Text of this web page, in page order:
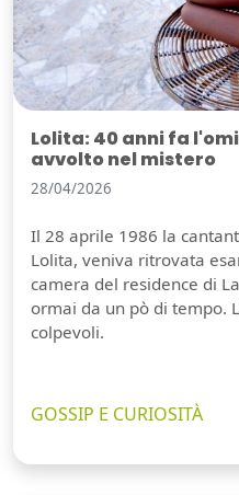
Lolita: 40 anni fa
avvolto nel mistero
28/04/2026
Il 28 aprile 1986 la
Lolita, veniva ritrovata
camera del residence di
ormai da un pò di tempo.
colpevoli.
GOSSIP E CURIOSITÀ